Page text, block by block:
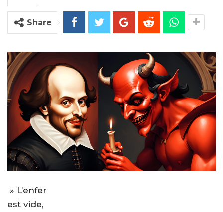
Share
» L’enfer
est vide,